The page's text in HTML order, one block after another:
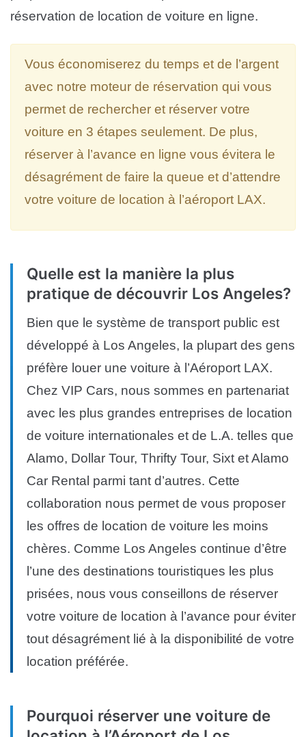
réservation de location de voiture en ligne.
Vous économiserez du temps et de l’argent
avec notre moteur de réservation qui vous
permet de rechercher et réserver votre
voiture en 3 étapes seulement. De plus,
réserver à l’avance en ligne vous évitera le
désagrément de faire la queue et d’attendre
votre voiture de location à l’aéroport LAX.
Quelle est la manière la plus
pratique de découvrir Los Angeles?
Bien que le système de transport public est
développé à Los Angeles, la plupart des gens
préfère louer une voiture à l’Aéroport LAX.
Chez VIP Cars, nous sommes en partenariat
avec les plus grandes entreprises de location
de voiture internationales et de L.A. telles que
Alamo, Dollar Tour, Thrifty Tour, Sixt et Alamo
Car Rental parmi tant d’autres. Cette
collaboration nous permet de vous proposer
les offres de location de voiture les moins
chères. Comme Los Angeles continue d’être
l’une des destinations touristiques les plus
prisées, nous vous conseillons de réserver
votre voiture de location à l’avance pour éviter
tout désagrément lié à la disponibilité de votre
location préférée.
Pourquoi réserver une voiture de